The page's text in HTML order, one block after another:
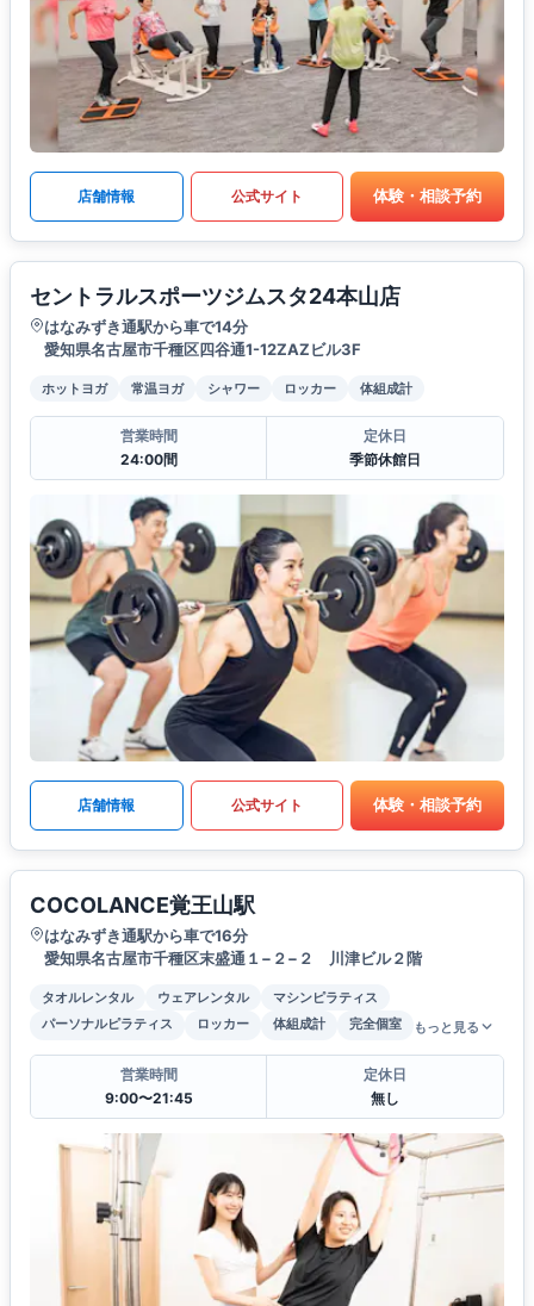
店舗情報 公式サイト 体験・相談予約
セントラルスポーツジムスタ24本山店
はなみずき通駅から車で14分
愛知県名古屋市千種区四谷通1-12ZAZビル3F
ホットヨガ 常温ヨガ シャワー ロッカー 体組成計
営業時間
24:00間
定休日
季節休館日
店舗情報 公式サイト 体験・相談予約
COCOLANCE覚王山駅
はなみずき通駅から車で16分
愛知県名古屋市千種区末盛通１−２−２ 川津ビル２階
タオルレンタル ウェアレンタル
マシンピラティス
パーソナルピラティス
ロッカー 体組成計 完全個室 もっと見る
営業時間
9:00〜21:45
定休日
無し